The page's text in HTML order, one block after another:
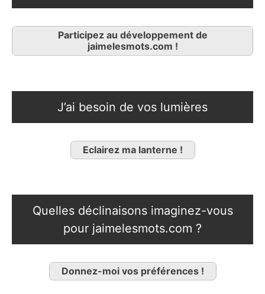
Participez au développement de
jaimelesmots.com !
J’ai besoin de vos lumières
Eclairez ma lanterne !
Quelles déclinaisons imaginez-vous
pour jaimelesmots.com ?
Donnez-moi vos préférences !